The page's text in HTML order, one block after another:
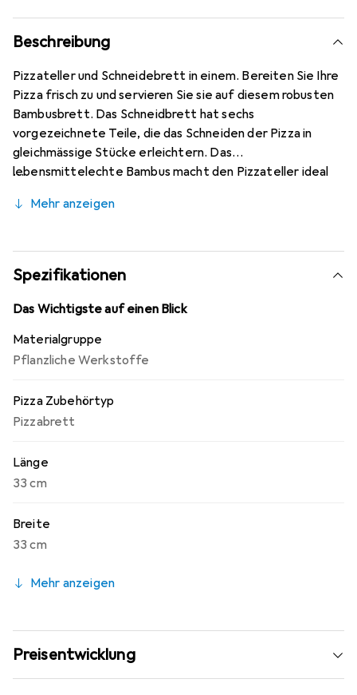
Beschreibung
Pizzateller und Schneidebrett in einem. Bereiten Sie Ihre
Pizza frisch zu und servieren Sie sie auf diesem robusten
Bambusbrett. Das Schneidbrett hat sechs
vorgezeichnete Teile, die das Schneiden der Pizza in
gleichmässige Stücke erleichtern. Das
lebensmittelechte Bambus macht den Pizzateller ideal
Schneiden und Servieren von Obst, Gemüse und Fleisch
Bambusholz lässt sich nach Gebrauch leicht reinigen, sollte
jedoch nicht in den Geschirrspüler gegeben werden.
Mehr anzeigen
Spezifikationen
Das Wichtigste auf einen Blick
Materialgruppe
Pflanzliche Werkstoffe
Pizza Zubehörtyp
Pizzabrett
Länge
33 cm
Breite
33 cm
Mehr anzeigen
Preisentwicklung